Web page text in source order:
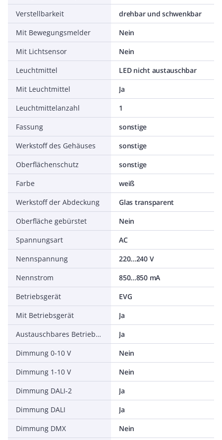
Verstellbarkeit
drehbar und schwenkbar
Mit Bewegungsmelder
Nein
Mit Lichtsensor
Nein
Leuchtmittel
LED nicht austauschbar
Mit Leuchtmittel
Ja
Leuchtmittelanzahl
1
Fassung
sonstige
Werkstoff des Gehäuses
sonstige
Oberflächenschutz
sonstige
Farbe
weiß
Werkstoff der Abdeckung
Glas transparent
Oberfläche gebürstet
Nein
Spannungsart
AC
Nennspannung
220...240 V
Nennstrom
850...850 mA
Betriebsgerät
EVG
Mit Betriebsgerät
Ja
Austauschbares Betriebsgerät
Ja
Dimmung 0-10 V
Nein
Dimmung 1-10 V
Nein
Dimmung DALI-2
Ja
Dimmung DALI
Ja
Dimmung DMX
Nein